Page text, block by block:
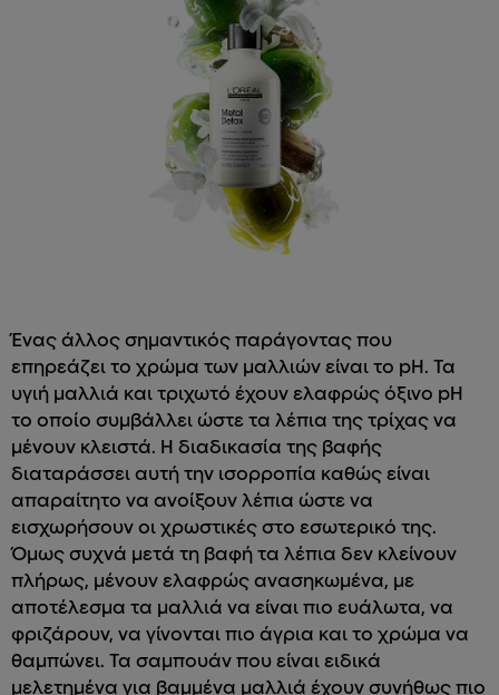
Ένας άλλος σημαντικός παράγοντας που
επηρεάζει το χρώμα των μαλλιών είναι το pH. Τα
υγιή μαλλιά και τριχωτό έχουν ελαφρώς όξινο pH
το οποίο συμβάλλει ώστε τα λέπια της τρίχας να
μένουν κλειστά. Η διαδικασία της βαφής
διαταράσσει αυτή την ισορροπία καθώς είναι
απαραίτητο να ανοίξουν λέπια ώστε να
εισχωρήσουν οι χρωστικές στο εσωτερικό της.
Όμως συχνά μετά τη βαφή τα λέπια δεν κλείνουν
πλήρως, μένουν ελαφρώς ανασηκωμένα, με
αποτέλεσμα τα μαλλιά να είναι πιο ευάλωτα, να
φριζάρουν, να γίνονται πιο άγρια και το χρώμα να
θαμπώνει. Τα σαμπουάν που είναι ειδικά
μελετημένα για βαμμένα μαλλιά έχουν συνήθως πιο